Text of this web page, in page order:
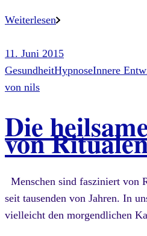
Weiterlesen
11. Juni 2015
GesundheitHypnoseInnere
von nils
Die
von
Menschen sind fasziniert von
seit tausenden von Jahren. In
vielleicht den morgendlichen